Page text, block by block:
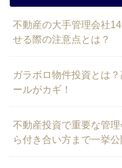
不動産の大手管理会社
せる際の注意点とは？
ガラボロ物件投資とは
ールがカギ！
不動産投資で重要な管
ら付き合い方まで一挙公